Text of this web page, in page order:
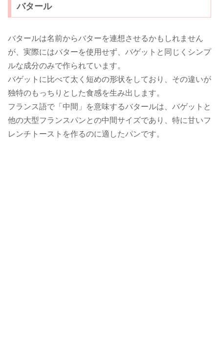
バタール
バタールは名前からバターを連想させるかもしれません
が、実際にはバターを使用せず、バゲットと同じくシンプ
ルな成分のみで作られています。
バゲットに比べて太く短めの形状をしており、その違いが
独特のもっちりとした食感を生み出します。
フランス語で「中間」を意味するバタールは、バゲットと
他の大型フランスパンとの中間サイズであり、特に甘いフ
レンチトーストを作るのに適したパンです。